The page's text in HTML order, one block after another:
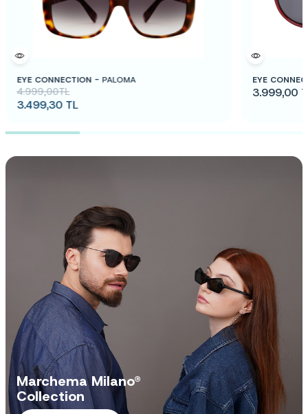
EYE CONNECTION - PALOMA
4.999,00TL
3.499,30TL
EYE
3.999,00
Marchema Milano®
Collection